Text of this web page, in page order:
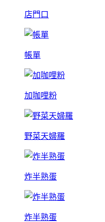
店門口
帳單
加咖哩粉
野菜天婦羅
炸半熟蛋
炸半熟蛋